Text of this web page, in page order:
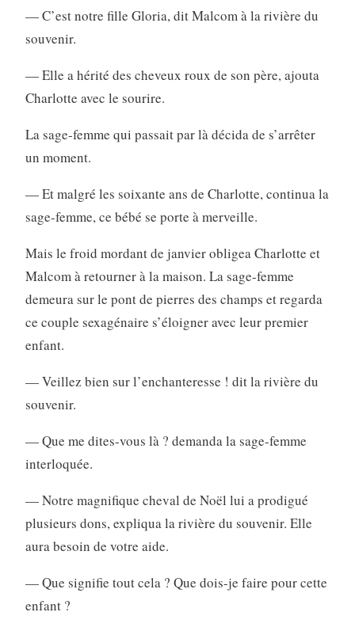
— C’est notre fille Gloria, dit Malcom à la rivière du
souvenir.
— Elle a hérité des cheveux roux de son père, ajouta
Charlotte avec le sourire.
La sage-femme qui passait par là décida de s’arrêter
un moment.
— Et malgré les soixante ans de Charlotte, continua la
sage-femme, ce bébé se porte à merveille.
Mais le froid mordant de janvier obligea Charlotte et
Malcom à retourner à la maison. La sage-femme
demeura sur le pont de pierres des champs et regarda
ce couple sexagénaire s’éloigner avec leur premier
enfant.
— Veillez bien sur l’enchanteresse ! dit la rivière du
souvenir.
— Que me dites-vous là ? demanda la sage-femme
interloquée.
— Notre magnifique cheval de Noël lui a prodigué
plusieurs dons, expliqua la rivière du souvenir. Elle
aura besoin de votre aide.
— Que signifie tout cela ? Que dois-je faire pour cette
enfant ?